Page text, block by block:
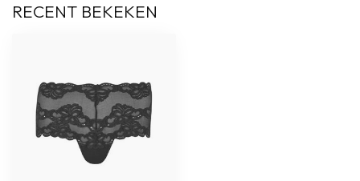
RECENT BEKEKEN